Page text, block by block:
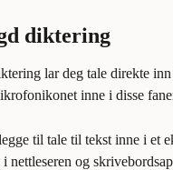
diktering
lar deg tale direkte
inne i disse
til tale til tekst inne i et
nettleseren og